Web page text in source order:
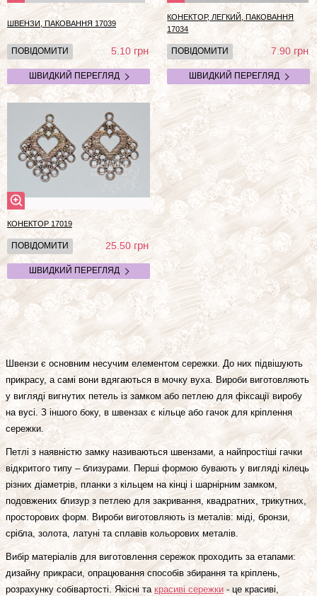
Швензи є основним несучим елементом сережки. До них підвішують
прикрасу, а самі вони вдягаються в мочку вуха. Вироби виготовляють
у вигляді вигнутих петель із замком або петлею для фіксації виробу
на вусі. З іншого боку, в швензах є кільце або гачок для кріплення
сережки.
Петлі з наявністю замку називаються швензами, а найпростіші гачки
відкритого типу – близурами. Перші формою бувають у вигляді кілець
різних діаметрів, планки з кільцем на кінці і шарнірним замком,
подовжених близур з петлею для закривання, квадратних, трикутних,
просторових форм. Вироби виготовляють із металів: міді, бронзи,
срібла, золота, латуні та сплавів кольорових металів.
Вибір матеріалів для виготовлення сережок проходить за етапами:
дизайну прикраси, опрацювання способів збирання та кріплень,
розрахунку собівартості. Якісні та красиві сережки - це красиві,
ШВЕНЗИ, ПАКОВАННЯ 17039
ПОВІДОМИТИ 5.10грн
ШВИДКИЙ ПЕРЕГЛЯД
КОНЕКТОР, ЛЕГКИЙ, ПАКОВАННЯ
17034
ПОВІДОМИТИ 7.90грн
ШВИДКИЙ ПЕРЕГЛЯД
КОНЕКТОР17019
ПОВІДОМИТИ 25.50грн
ШВИДКИЙ ПЕРЕГЛЯД